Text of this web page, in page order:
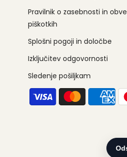
Pravilnik o zasebnosti in
piškotkih
Splošni pogoji in določbe
Izključitev odgovornosti
Sledenje pošiljkam